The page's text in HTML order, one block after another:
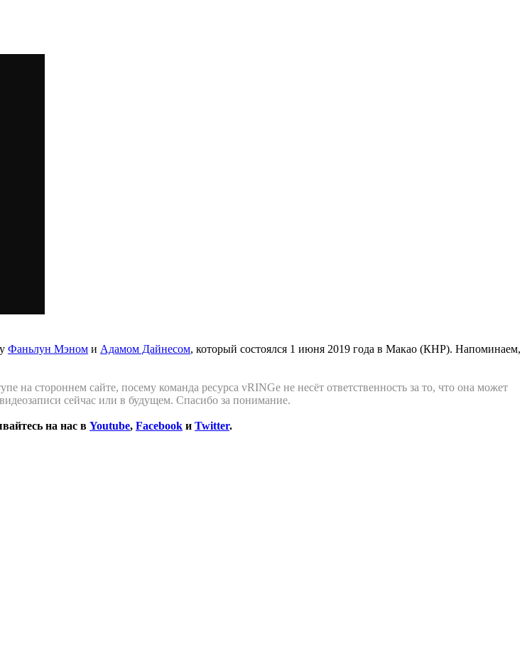
Фаньлун Мэном и Адамом Дайнесом, который состоялся 1 июня 2019 года в Макао (КНР). Напоминаем,
на стороннем сайте, посему команда ресурса vRINGe не несёт ответственность за то, что она может
сейчас или в будущем. Спасибо за понимание.
на нас в Youtube, Facebook и Twitter.